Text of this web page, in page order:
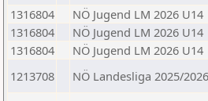
1316804
NÖ Jugend LM 2026 U14
1316804
NÖ Jugend LM 2026 U14
1316804
NÖ Jugend LM 2026 U14
1213708
NÖ Landesliga 2025/2026